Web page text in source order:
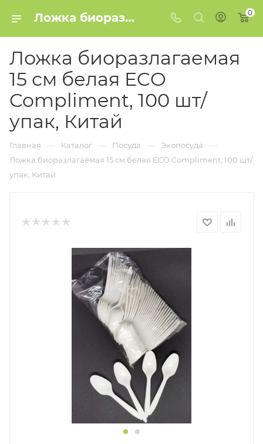
Ложка биоразлагаемая 15 см белая ECO Compliment, 100 шт/упак, Китай купить в Минске 0
Ложка биоразлагаемая
15 см белая ECO
Compliment, 100 шт/
упак, Китай
Главная — Каталог — Посуда — Экопосуда —
Ложка биоразлагаемая 15 см белая ECO Compliment, 100 шт/
упак, Китай